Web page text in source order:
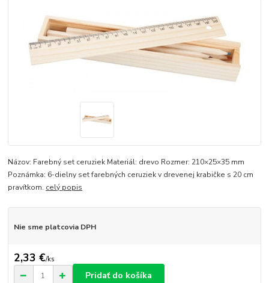
Názov: Farebný set ceruziek Materiál: drevo Rozmer: 210×25×35 mm
Poznámka: 6-dielny set farebných ceruziek v drevenej krabičke s 20 cm
pravítkom. celý popis
Nie sme platcovia DPH
2,33 €/ks
Pridať do košíka